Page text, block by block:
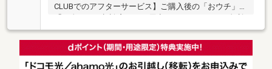
CLUBでのアフターサービス】ご購入後の「おウチ」と
「お金」のご相談窓口をご用意しております！・金利
上昇時のリスクヘッジ、借換え相談、繰上返済のタイ
ミング、各種保険の見直し・・・etc・おウチの設備保
証や定期点検、駆け付けサービス・・・etc購入前のタ
イミングは勿論、購入後のご不安につきましてもご相